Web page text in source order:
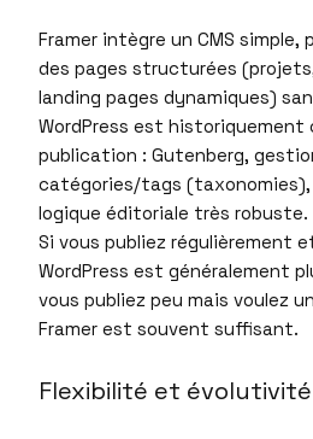
Framer intègre un CMS simple,
des pages structurées
landing pages dynamiques)
WordPress est historiquement
publication : Gutenberg,
catégories/tags
logique éditoriale très robuste.
Si vous publiez régulièrement
WordPress est généralement
vous publiez peu mais voulez
Framer est souvent suffisant.
Flexibilité et évolutivité